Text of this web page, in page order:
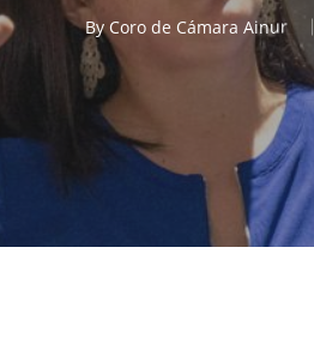
By Coro de Cámara Ainur